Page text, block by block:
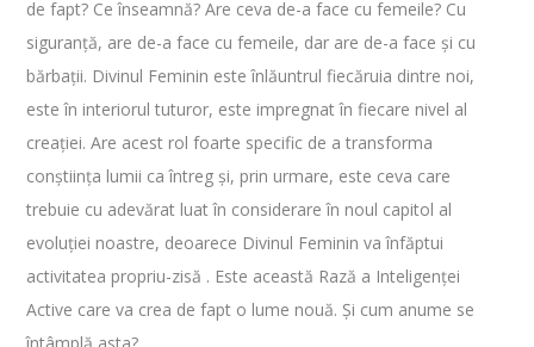
de fapt? Ce înseamnă? Are ceva de-a face cu femeile? Cu
siguranță, are de-a face cu femeile, dar are de-a face și cu
bărbații. Divinul Feminin este înlăuntrul fiecăruia dintre noi,
este în interiorul tuturor, este impregnat în fiecare nivel al
creației. Are acest rol foarte specific de a transforma
conștiința lumii ca întreg și, prin urmare, este ceva care
trebuie cu adevărat luat în considerare în noul capitol al
evoluției noastre, deoarece Divinul Feminin va înfăptui
activitatea propriu-zisă . Este această Rază a Inteligenței
Active care va crea de fapt o lume nouă. Și cum anume se